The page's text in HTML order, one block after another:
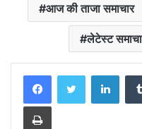
आज की ताजा समाचार
लेटेस्ट